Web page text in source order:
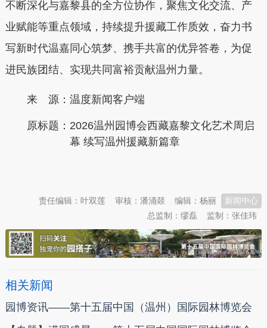
不断深化与嘉黎县的全方位协作，聚焦文化交流、产
业赋能等重点领域，持续提升援藏工作质效，奋力书
写新时代温嘉同心筑梦、携手共富的优异答卷，为促
进民族团结、实现共同富裕贡献温州力量。
来 源：温度新闻客户端
原标题： 2026温州园博会西藏嘉黎文化艺术周启
幕 续写温州援藏新篇章
新闻中心
编辑：杨丽
审核：潘涌燚
责任编辑：叶双莲
监制：张佳玮
总监制：缪磊
相关新闻
园博资讯——第十五届中国（温州）国际园林博览会